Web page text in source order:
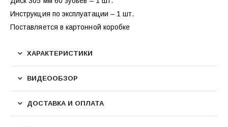
Инструкция по эксплуатации – 1 шт.
Поставляется в картонной коробке
ХАРАКТЕРИСТИКИ
ВИДЕООБЗОР
ДОСТАВКА И ОПЛАТА